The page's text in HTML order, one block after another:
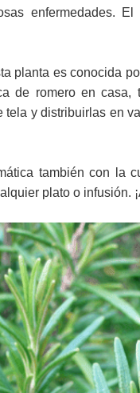
enfermedades.
planta es conocida
de romero en casa,
tela y distribuirlas en
también con la
plato o infusión.